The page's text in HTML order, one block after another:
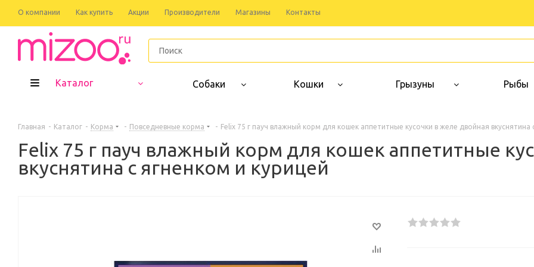
О компании Как купить Акции Производители Магазины Контакты
Каталог Собаки Кошки Грызуны Рыбы
Главная - Каталог - Корма - Повседневные корма - Felix 75 г пауч влажный корм для кошек аппетитные кусочки в желе двойная вкуснятина
Felix 75 г пауч влажный корм для кошек аппетитные
вкуснятина с ягненком и курицей